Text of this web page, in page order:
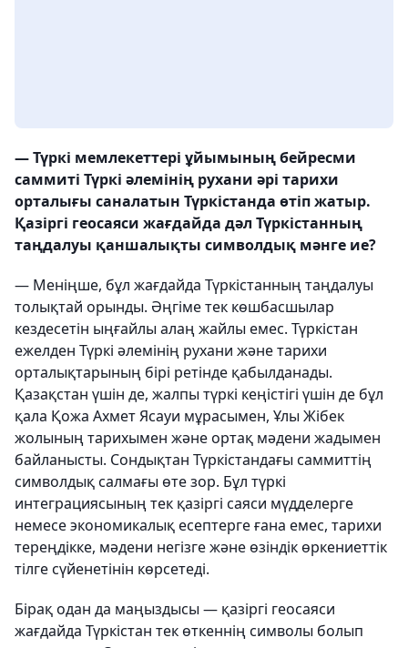
— Түркі мемлекеттері ұйымының бейресми
саммиті Түркі әлемінің рухани әрі тарихи
орталығы саналатын Түркістанда өтіп жатыр.
Қазіргі геосаяси жағдайда дәл Түркістанның
таңдалуы қаншалықты символдық мәнге ие?
— Меніңше, бұл жағдайда Түркістанның таңдалуы
толықтай орынды. Әңгіме тек көшбасшылар
кездесетін ыңғайлы алаң жайлы емес. Түркістан
ежелден Түркі әлемінің рухани және тарихи
орталықтарының бірі ретінде қабылданады.
Қазақстан үшін де, жалпы түркі кеңістігі үшін де бұл
қала Қожа Ахмет Ясауи мұрасымен, Ұлы Жібек
жолының тарихымен және ортақ мәдени жадымен
байланысты. Сондықтан Түркістандағы саммиттің
символдық салмағы өте зор. Бұл түркі
интеграциясының тек қазіргі саяси мүдделерге
немесе экономикалық есептерге ғана емес, тарихи
тереңдікке, мәдени негізге және өзіндік өркениеттік
тілге сүйенетінін көрсетеді.
Бірақ одан да маңыздысы — қазіргі геосаяси
жағдайда Түркістан тек өткеннің символы болып